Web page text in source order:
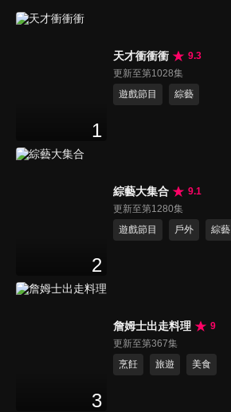
1
天才衝衝衝
9.3
更新至第1028集
遊戲節目
綜藝
2
綜藝大集合
9.1
更新至第1280集
遊戲節目
戶外 綜藝
3
詹姆士出走料理
9
更新至第367集
烹飪
旅遊 美食